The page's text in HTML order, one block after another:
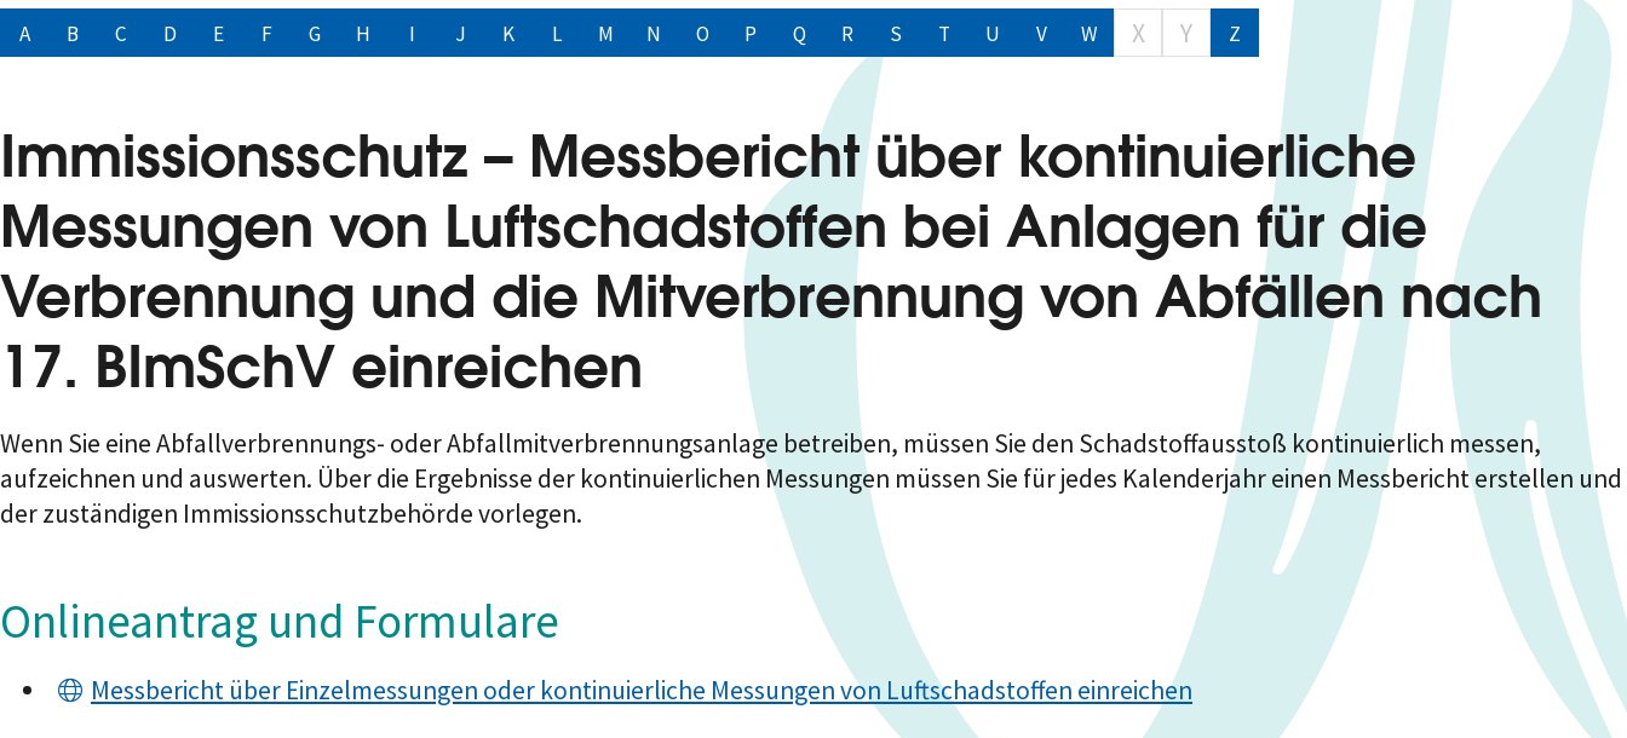
A B C D E F G H I J K L M N O P Q R S T U V W X Y Z
Immissionsschutz – Messbericht über kontinuierliche
Messungen von Luftschadstoffen bei Anlagen für die
Verbrennung und die Mitverbrennung von Abfällen nach
17. BImSchV einreichen
Wenn Sie eine Abfallverbrennungs- oder Abfallmitverbrennungsanlage betreiben, müssen Sie den Schadstoffausstoß kontinuierlich messen,
aufzeichnen und auswerten. Über die Ergebnisse der kontinuierlichen Messungen müssen Sie für jedes Kalenderjahr einen Messbericht erstellen und
der zuständigen Immissionsschutzbehörde vorlegen.
Onlineantrag und Formulare
Messbericht über Einzelmessungen oder kontinuierliche Messungen von Luftschadstoffen einreichen